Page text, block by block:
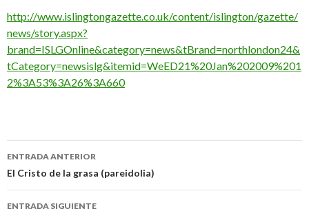
http://www.islingtongazette.co.uk/content/islington/gazette/
news/story.aspx?
brand=ISLGOnline&category=news&tBrand=northlondon24&
tCategory=newsislg&itemid=WeED21%20Jan%202009%201
2%3A53%3A26%3A660
Navegación
de
entradas
ENTRADA ANTERIOR
El Cristo de la grasa (pareidolia)
ENTRADA SIGUIENTE